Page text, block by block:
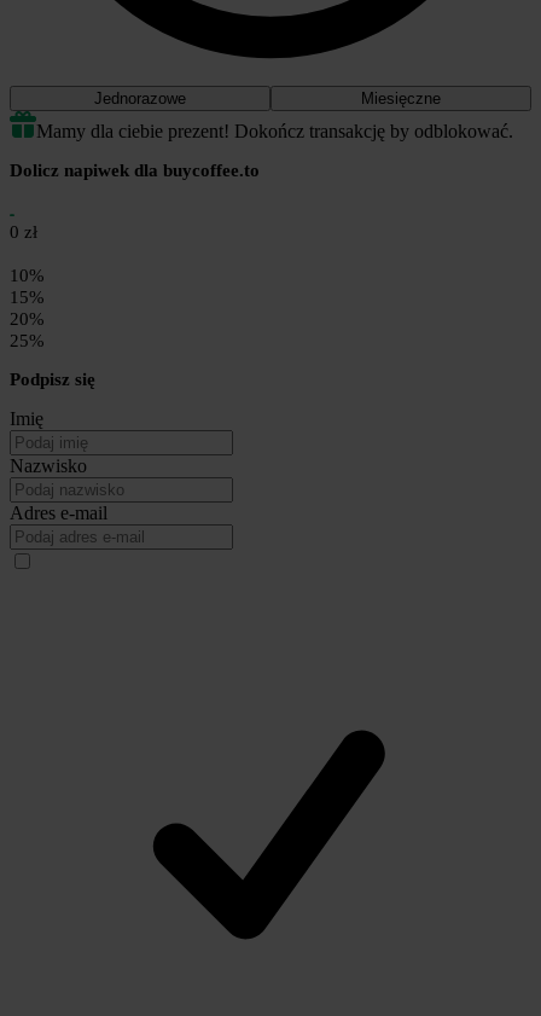
Jednorazowe Miesięczne
Mamy dla ciebie prezent! Dokończ transakcję by odblokować.
Dolicz napiwek dla buycoffee.to
0 zł
10%
15%
20%
25%
Podpisz się
Imię
Nazwisko
Adres e-mail